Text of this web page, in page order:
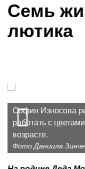
Семь
лютика
Prev
София Износова
работать с
возрасте.
Фото Даниила